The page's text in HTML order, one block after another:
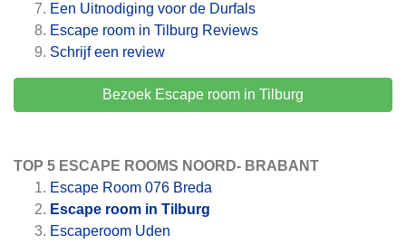
Een Uitnodiging voor de Durfals
Escape room in Tilburg Reviews
Schrijf een review
Bezoek Escape room in Tilburg
TOP 5 ESCAPE ROOMS NOORD- BRABANT
Escape Room 076 Breda
Escape room in Tilburg
Escaperoom Uden